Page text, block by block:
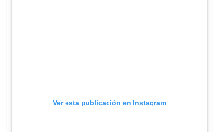
Ver esta publicación en Instagram